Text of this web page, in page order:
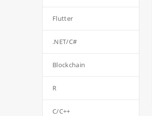
Flutter
.NET/C#
Blockchain
R
C/C++